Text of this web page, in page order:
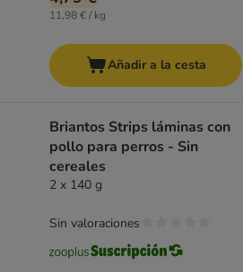
11,98 € / kg
Añadir a la cesta
Briantos Strips láminas con
pollo para perros - Sin
cereales
2 x 140 g
Sin valoraciones